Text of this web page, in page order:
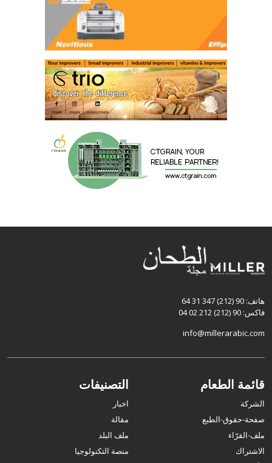
هاتف: 90 (212) 347 31 64
فاكس: 90 (212) 212 02 04
info@millerarabic.com
قائمة الطعام
الشركة
صفحة-حقوق-الطبع
ملف-القرّاء
الاشتراك
التصنيفات
اخبار
مقالة
ملف البلد
منصة التكنولوجيا